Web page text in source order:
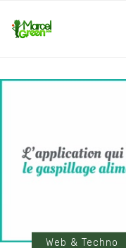
Web & Techno